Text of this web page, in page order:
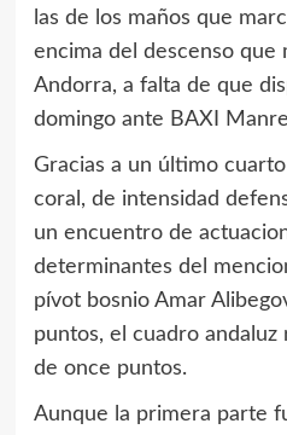
las de los maños que
encima del descenso que
Andorra, a falta de que
domingo ante BAXI
Gracias a un último
coral, de intensidad
un encuentro de
determinantes del
pívot bosnio Amar
puntos, el cuadro
de once puntos.
Aunque la primera parte